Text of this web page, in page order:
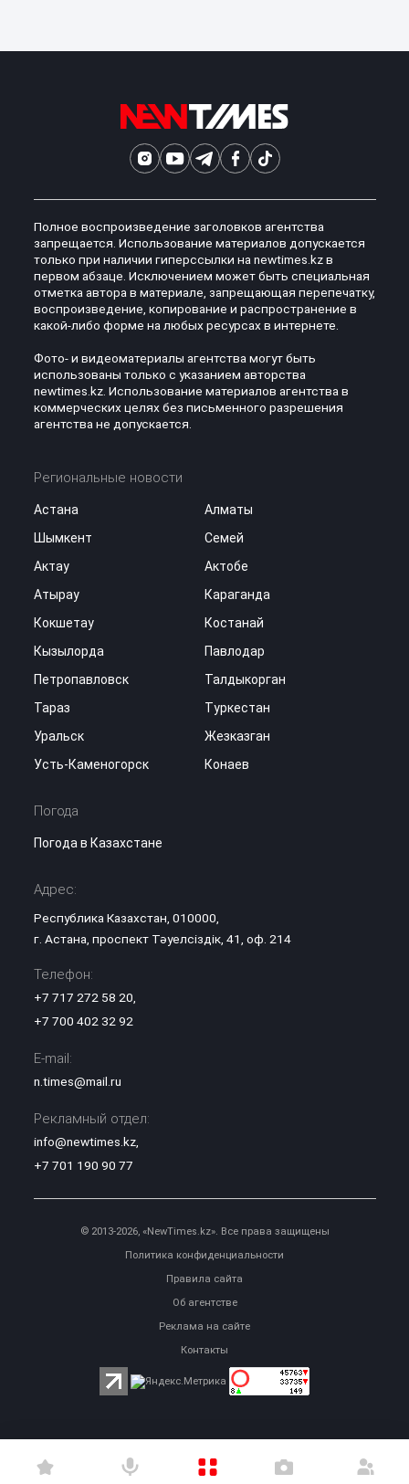
Полное воспроизведение заголовков агентства
запрещается. Использование материалов допускается
только при наличии гиперссылки на newtimes.kz в
первом абзаце. Исключением может быть специальная
отметка автора в материале, запрещающая перепечатку,
воспроизведение, копирование и распространение в
какой-либо форме на любых ресурсах в интернете.
Фото- и видеоматериалы агентства могут быть
использованы только с указанием авторства
newtimes.kz. Использование материалов агентства в
коммерческих целях без письменного разрешения
агентства не допускается.
Региональные новости
Астана
Алматы
Шымкент
Семей
Актау
Актобе
Атырау
Караганда
Кокшетау
Костанай
Кызылорда
Павлодар
Петропавловск
Талдыкорган
Тараз
Туркестан
Уральск
Жезказган
Усть-Каменогорск
Конаев
Погода
Погода в Казахстане
Адрес:
Республика Казахстан, 010000,
г. Астана, проспект Тәуелсіздік, 41, оф. 214
Телефон:
+7 717 272 58 20,
+7 700 402 32 92
E-mail:
n.times@mail.ru
Рекламный отдел:
info@newtimes.kz,
+7 701 190 90 77
© 2013-2026, «NewTimes.kz». Все права защищены
Политика конфиденциальности
Правила сайта
Об агентстве
Реклама на сайте
Контакты